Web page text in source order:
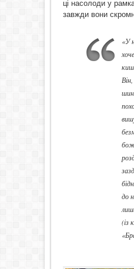
ці насолоди у
завжди вони
«У
до
(із